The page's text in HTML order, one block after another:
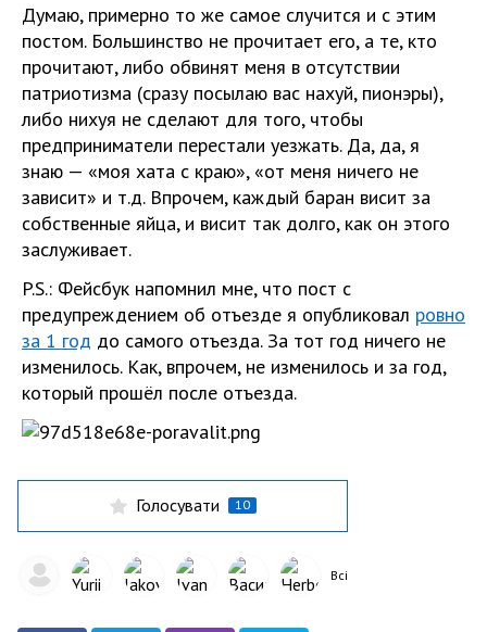
Думаю, примерно то же самое случится и с этим
постом. Большинство не прочитает его, а те, кто
прочитают, либо обвинят меня в отсутствии
патриотизма (сразу посылаю вас нахуй, пионэры),
либо нихуя не сделают для того, чтобы
предприниматели перестали уезжать. Да, да, я
знаю — «моя хата с краю», «от меня ничего не
зависит» и т.д. Впрочем, каждый баран висит за
собственные яйца, и висит так долго, как он этого
заслуживает.
P.S.: Фейсбук напомнил мне, что пост с
предупреждением об отъезде я опубликовал ровно
за 1 год до самого отъезда. За тот год ничего не
изменилось. Как, впрочем, не изменилось и за год,
который прошёл после отъезда.
Голосувати 10
Всі